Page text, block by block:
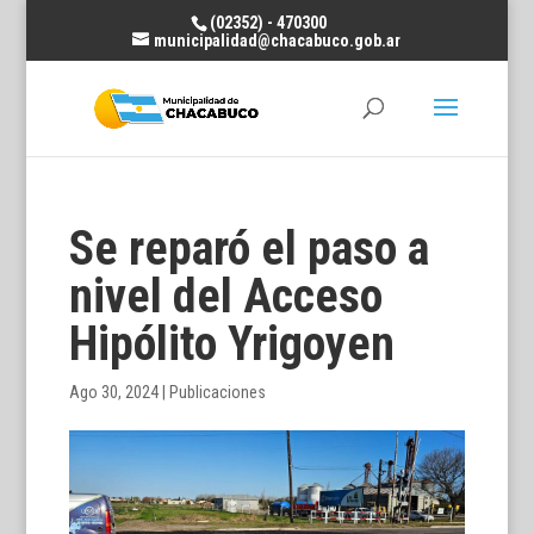
(02352) - 470300
municipalidad@chacabuco.gob.ar
Se reparó el paso a
nivel del Acceso
Hipólito Yrigoyen
Ago 30, 2024| Publicaciones